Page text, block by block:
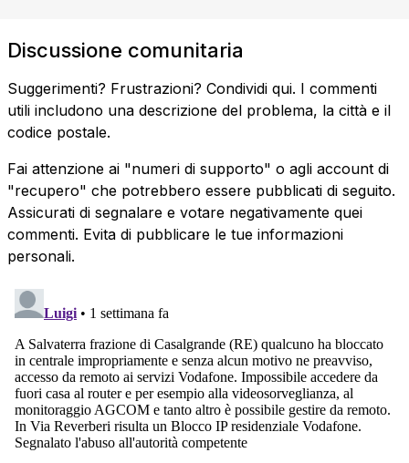
Discussione comunitaria
Suggerimenti? Frustrazioni? Condividi qui. I commenti
utili includono una descrizione del problema, la città e il
codice postale.
Fai attenzione ai "numeri di supporto" o agli account di
"recupero" che potrebbero essere pubblicati di seguito.
Assicurati di segnalare e votare negativamente quei
commenti. Evita di pubblicare le tue informazioni
personali.